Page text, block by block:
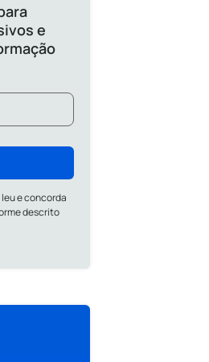
e
e concorda
descrito